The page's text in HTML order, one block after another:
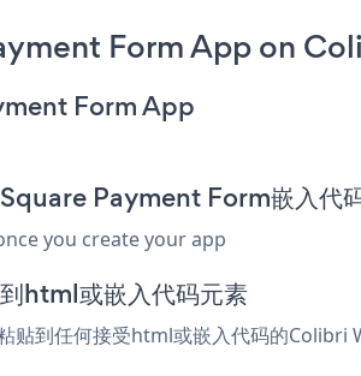
Form App on
Form App
Payment Form嵌入代
you create your app
html或嵌入代码元素
到任何接受html或嵌入代码的Colibri